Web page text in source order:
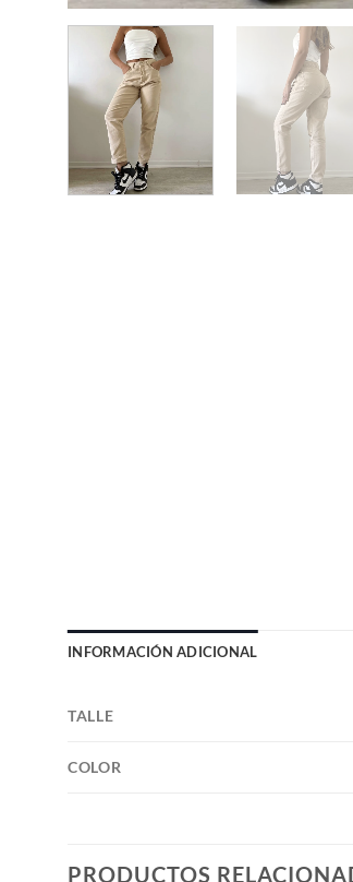
INFORMACIÓN ADICIONAL
TALLE
COLOR
PRODUCTOS